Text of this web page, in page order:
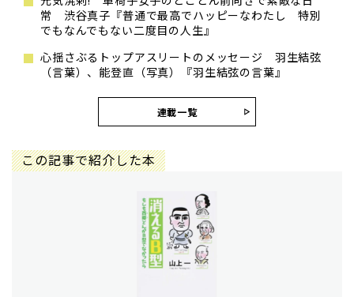
常 渋谷真子『普通で最高でハッピーなわたし 特別
でもなんでもない二度目の人生』
心揺さぶるトップアスリートのメッセージ 羽生結弦
（言葉）、能登直（写真）『羽生結弦の言葉』
連載一覧
この記事で紹介した本